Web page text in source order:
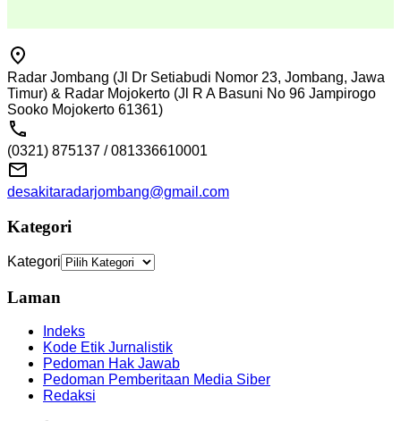
Radar Jombang (Jl Dr Setiabudi Nomor 23, Jombang, Jawa
Timur) & Radar Mojokerto (Jl R A Basuni No 96 Jampirogo
Sooko Mojokerto 61361)
(0321) 875137 / 081336610001
desakitaradarjombang@gmail.com
Kategori
Kategori
Laman
Indeks
Kode Etik Jurnalistik
Pedoman Hak Jawab
Pedoman Pemberitaan Media Siber
Redaksi